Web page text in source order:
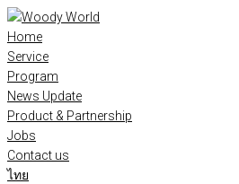
Skip
to
content
Home
Service
Program
News Update
Product & Partnership
Jobs
Contact us
ไทย